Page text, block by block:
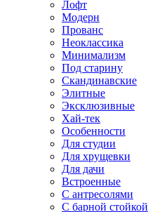
Лофт
Модерн
Прованс
Неоклассика
Минимализм
Под старину
Скандинавские
Элитные
Эксклюзивные
Хай-тек
Особенности
Для студии
Для хрущевки
Для дачи
Встроенные
С антресолями
С барной стойкой